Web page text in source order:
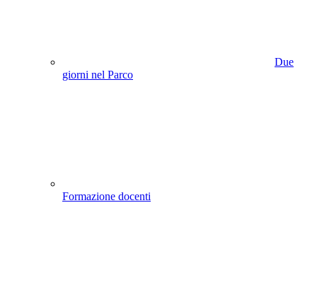
Due
giorni nel Parco
Formazione docenti